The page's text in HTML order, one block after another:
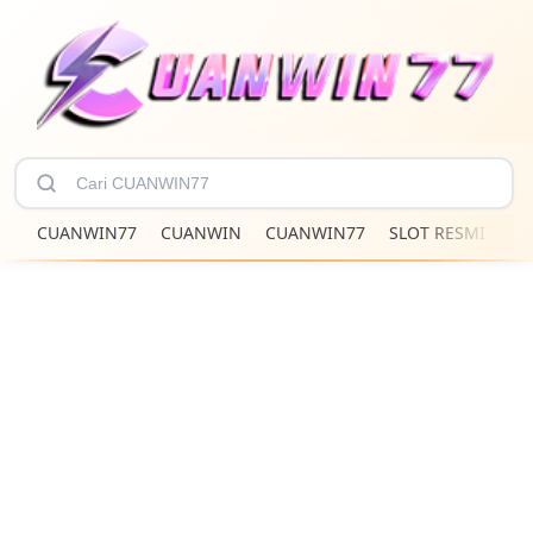
CUANWIN77 CUANWIN CUANWIN77 SLOT RESMI